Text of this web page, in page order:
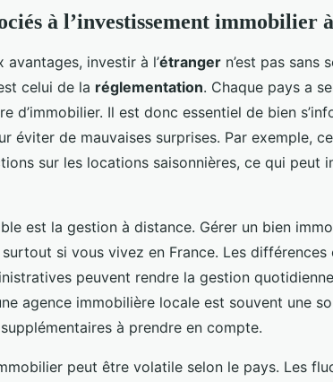
à l’investissement immobilier
avantages, investir à l’étranger n’est pas sans
celui de la réglementation. Chaque pays a
d’immobilier. Il est donc essentiel de bien
éviter de mauvaises surprises. Par exemple,
sur les locations saisonnières, ce qui peut
est la gestion à distance. Gérer un bien
si vous vivez en France. Les différences
peuvent rendre la gestion quotidienne
agence immobilière locale est souvent une
à prendre en compte.
peut être volatile selon le pays. Les